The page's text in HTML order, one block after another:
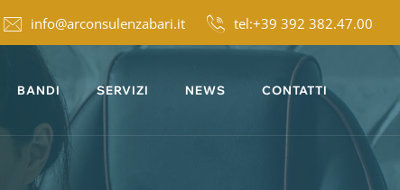
info@arconsulenzabari.it tel:+39 392 382.47.00
BANDI SERVIZI NEWS CONTATTI